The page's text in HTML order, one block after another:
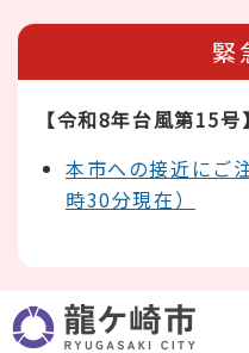
緊
【令和8年台風第15号】
本市への接近にご
時30分現在）